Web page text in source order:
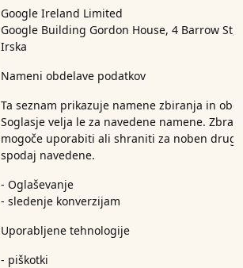
Google Ireland Limited
Google Building Gordon House, 4 Barrow St,
Irska
Nameni obdelave podatkov
Ta seznam prikazuje namene zbiranja in
Soglasje velja le za navedene namene.
mogoče uporabiti ali shraniti za noben drug
spodaj navedene.
- Oglaševanje
- sledenje konverzijam
Uporabljene tehnologije
- piškotki